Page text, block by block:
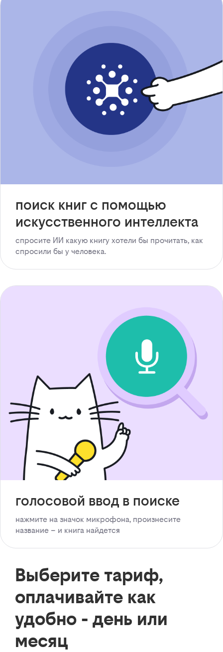
поиск книг с помощью
искусственного интеллекта
спросите ИИ какую книгу хотели бы прочитать, как
спросили бы у человека.
голосовой ввод в поиске
нажмите на значок микрофона, произнесите
название – и книга найдется
Выберите тариф,
оплачивайте как
удобно - день или
месяц